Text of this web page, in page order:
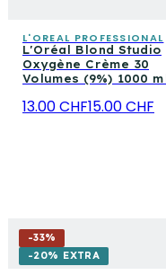
L'OREAL PROFESSIONAL
L'Oréal Blond Studio
Oxygène Crème 30
Volumes (9%) 1000 ml
13.00 CHF15.00 CHF
-33%
-20% EXTRA